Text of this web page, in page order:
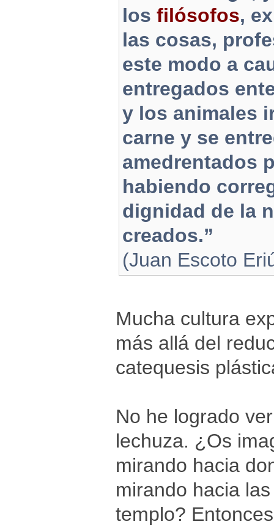
los filósofos,
las cosas,
este modo a
entregados
y los animales
carne y se
amedrentados
habiendo
dignidad de la
creados.”
(Juan Escoto
Mucha cultura
más allá del
catequesis
No he logrado
lechuza. ¿Os
mirando hacia
mirando hacia
templo?